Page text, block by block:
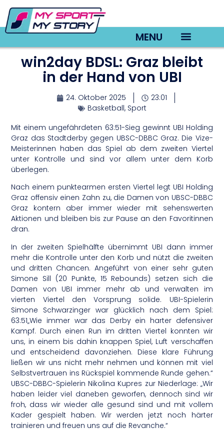
MENU
win2day BDSL: Graz bleibt
in der Hand von UBI
24. Oktober 2025
23:01
Basketball, Sport
Mit einem ungefährdeten 63:51-Sieg gewinnt UBI Holding
Graz das Stadtderby gegen UBSC-DBBC Graz. Die Vize-
Meisterinnen haben das Spiel ab dem zweiten Viertel
unter Kontrolle und sind vor allem unter dem Korb
überlegen.
Nach einem punktearmen ersten Viertel legt UBI Holding
Graz offensiv einen Zahn zu, die Damen von UBSC-DBBC
Graz kontern aber immer wieder mit sehenswerten
Aktionen und bleiben bis zur Pause an den Favoritinnen
dran.
In der zweiten Spielhälfte übernimmt UBI dann immer
mehr die Kontrolle unter den Korb und nützt die zweiten
und dritten Chancen. Angeführt von einer sehr guten
Simone Sill (20 Punkte, 15 Rebounds) setzen sich die
Damen von UBI immer mehr ab und verwalten im
vierten Viertel den Vorsprung solide. UBI-Spielerin
Simone Schwarzinger war glücklich nach dem Spiel:
63:51„Wie immer war das Derby ein harter defensiver
Kampf. Durch einen Run im dritten Viertel konnten wir
uns, in einem bis dahin knappen Spiel, Luft verschaffen
und entscheidend davonziehen. Diese klare Führung
ließen wir uns nicht mehr nehmen und können mit viel
Selbstvertrauen ins Rückspiel kommende Runde gehen.“
UBSC-DBBC-Spielerin Nikolina Kupres zur Niederlage: „Wir
haben leider viel daneben geworfen, dennoch sind wir
froh, dass wir wieder alle gesund sind und mit vollem
Kader gespielt haben. Wir werden jetzt noch härter
trainieren und freuen uns auf die Revanche.“